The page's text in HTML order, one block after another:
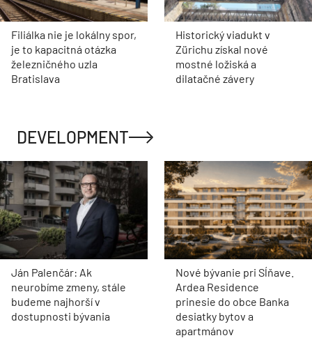
Filiálka nie je lokálny spor,
je to kapacitná otázka
železničného uzla
Bratislava
Historický viadukt v
Zürichu získal nové
mostné ložiská a
dilatačné závery
DEVELOPMENT
Ján Palenčár: Ak
neurobíme zmeny, stále
budeme najhorší v
dostupnosti bývania
Nové bývanie pri Sĺňave.
Ardea Residence
prinesie do obce Banka
desiatky bytov a
apartmánov